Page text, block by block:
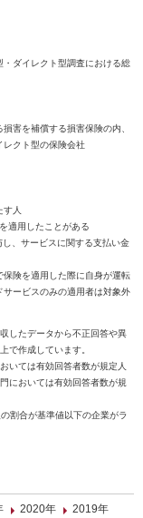
ダイレクト型調査における総
害を補償する損害保険の内、
レクト型の保険会社
す人
適用したことがある
、サービスに関する支払い金
険を適用した際に自身が運転
サービスのみの適用者は対象外
したデータから不正回答や異
で作成しています。
いては有効回答者数が規定人
においては有効回答者数が規
割合が基準値以下の企業がラ
2020年
2019年